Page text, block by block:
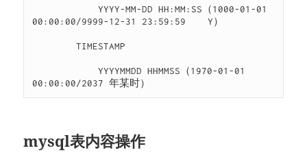
            YYYY-MM-DD HH:MM:SS（1000-01-01
00:00:00/9999-12-31 23:59:59    Y）
        TIMESTAMP
            YYYYMMDD HHMMSS（1970-01-01
00:00:00/2037 年某时）
mysql表内容操作